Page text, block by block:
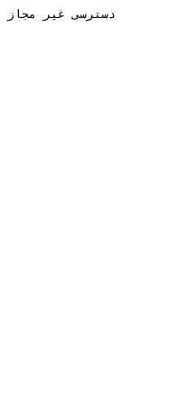
دسترسی غیر مجاز